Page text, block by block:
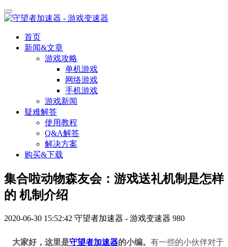
首页
新闻&文章
游戏攻略
单机游戏
网络游戏
手机游戏
游戏新闻
疑难解答
使用教程
Q&A解答
解决方案
购买&下载
集合啦动物森友会：游戏送礼机制是怎样
的 机制介绍
2020-06-30 15:52:42 守望者加速器 - 游戏变速器 980
大家好，这里是守望者加速器的小编。 有一些的小伙伴对于